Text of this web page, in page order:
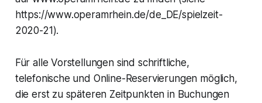
https://www.operamrhein.de/de_DE/spielzeit-
2020-21).
Für alle Vorstellungen sind schriftliche,
telefonische und Online-Reservierungen möglich,
die erst zu späteren Zeitpunkten in Buchungen